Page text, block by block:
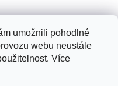
umožnili pohodlné
webu neustále
Více